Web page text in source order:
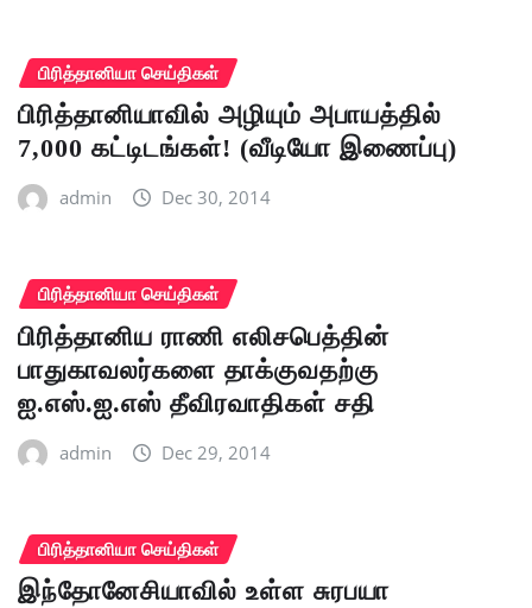
பிரித்தானியா செய்திகள்
பிரித்தானியாவில் அழியும் அபாயத்தில்
7,000 கட்டிடங்கள்! (வீடியோ இணைப்பு)
admin Dec 30, 2014
பிரித்தானியா செய்திகள்
பிரித்தானிய ராணி எலிசபெத்தின்
பாதுகாவலர்களை தாக்குவதற்கு
ஐ.எஸ்.ஐ.எஸ் தீவிரவாதிகள் சதி
admin Dec 29, 2014
பிரித்தானியா செய்திகள்
இந்தோனேசியாவில் உள்ள சுரபயா